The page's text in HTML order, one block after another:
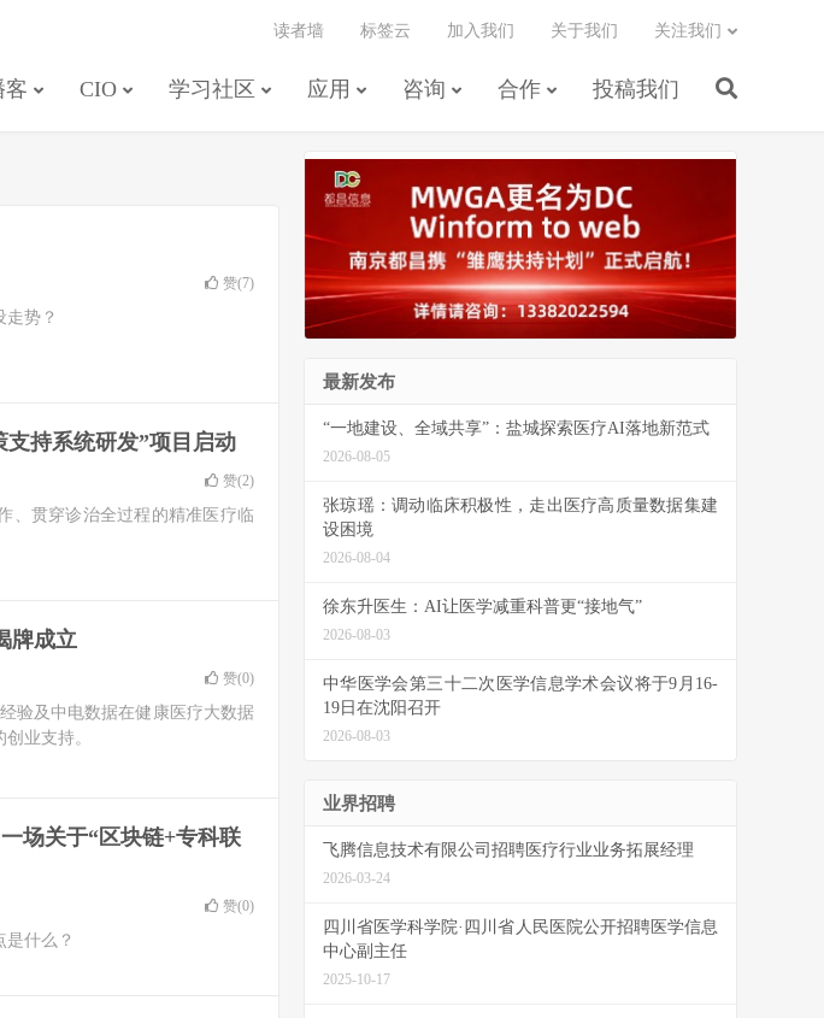
客 CIO 学习社区 应用 咨询 合作 投稿我们
读者墙 标签云 加入我们 关于我们 关注我们
赞(7)
势？
支持系统研发”项目启动
赞(2)
、贯穿诊治全过程的精准医疗临
牌成立
赞(0)
验及中电数据在健康医疗大数据
业支持。
场关于“区块链+专科联
赞(0)
什么？
最新发布
“一地建设、全域共享”：盐城探索医疗AI落地新范式
2026-08-05
张琼瑶：调动临床积极性，走出医疗高质量数据集建
设困境
2026-08-04
徐东升医生：AI让医学减重科普更“接地气”
2026-08-03
中华医学会第三十二次医学信息学术会议将于9月16-
19日在沈阳召开
2026-08-03
业界招聘
飞腾信息技术有限公司招聘医疗行业业务拓展经理
2026-03-24
四川省医学科学院·四川省人民医院公开招聘医学信息
中心副主任
2025-10-17